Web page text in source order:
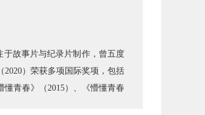
于故事片与纪录片制作，曾五度
）荣获多项国际奖项，包括
青春》（2015）、《懵懂青春